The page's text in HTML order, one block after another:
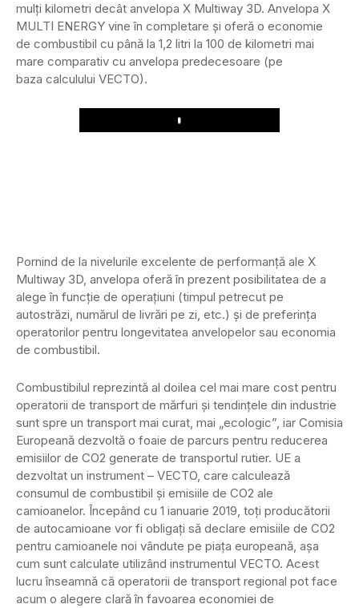
mulți kilometri decât anvelopa X Multiway 3D. Anvelopa X
MULTI ENERGY vine în completare și oferă o economie
de combustibil cu până la 1,2 litri la 100 de kilometri mai
mare comparativ cu anvelopa predecesoare (pe
baza calculului VECTO).
Play
Pornind de la nivelurile excelente de performanță ale X
Multiway 3D, anvelopa oferă în prezent posibilitatea de a
alege în funcție de operațiuni (timpul petrecut pe
autostrăzi, numărul de livrări pe zi, etc.) și de preferința
operatorilor pentru longevitatea anvelopelor sau economia
de combustibil.
Combustibilul reprezintă al doilea cel mai mare cost pentru
operatorii de transport de mărfuri și tendințele din industrie
sunt spre un transport mai curat, mai „ecologic”, iar Comisia
Europeană dezvoltă o foaie de parcurs pentru reducerea
emisiilor de CO2 generate de transportul rutier. UE a
dezvoltat un instrument – VECTO, care calculează
consumul de combustibil și emisiile de CO2 ale
camioanelor. Începând cu 1 ianuarie 2019, toți producătorii
de autocamioane vor fi obligați să declare emisiile de CO2
pentru camioanele noi vândute pe piața europeană, așa
cum sunt calculate utilizând instrumentul VECTO. Acest
lucru înseamnă că operatorii de transport regional pot face
acum o alegere clară în favoarea economiei de